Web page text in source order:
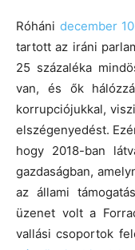
Róháni december
tartott az iráni
25 százaléka
van, és ők
korrupciójukkal,
elszégenyedést.
hogy 2018-ban
gazdaságban,
az állami
üzenet volt a
vallási csoportok